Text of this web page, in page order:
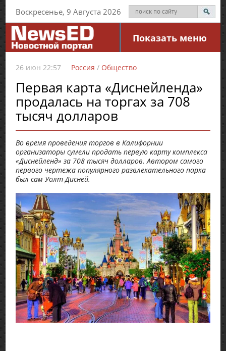
Воскресенье, 9 Августа 2026
Показать меню
26 июн 22:57 Россия / Общество
Первая карта «Диснейленда»
продалась на торгах за 708
тысяч долларов
Во время проведения торгов в Калифорнии
организаторы сумели продать первую карту комплекса
«Диснейленд» за 708 тысяч долларов. Автором самого
первого чертежа популярного развлекательного парка
был сам Уолт Дисней.